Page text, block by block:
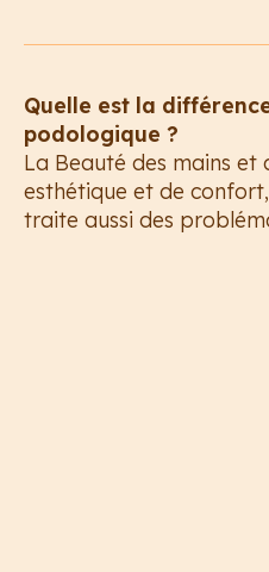
Quelle est la
podologique ?
La Beauté des mains et
esthétique et de
traite aussi des